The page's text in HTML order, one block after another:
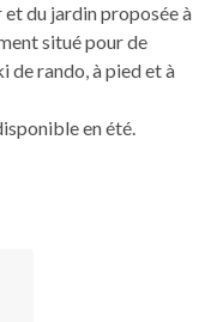
du jardin proposée à
situé pour de
de rando, à pied et à
en été.